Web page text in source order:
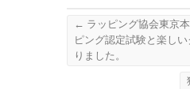
← ラッピング協会東京
ピング認定試験と楽し
りました。